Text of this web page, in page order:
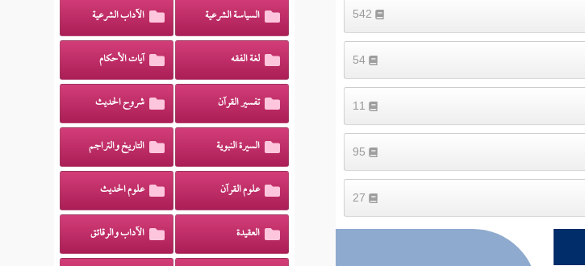
54
السياسة الشرعية الآداب الشرعية
لغة الفقه آيات الأحكام
تفسير القرآن شروح الحديث
السيرة النبوية التاريخ والتراجم
علوم القرآن علوم الحديث
العقيدة الآداب والرقائق